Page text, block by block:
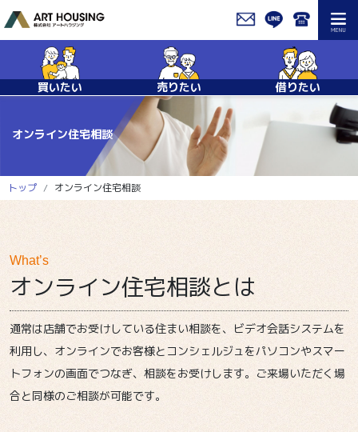
買いたい 売りたい 借りたい
オンライン住宅相談
トップ オンライン住宅相談
What’s
オンライン住宅相談とは
通常は店舗でお受けしている住まい相談を、ビデオ会話システムを
利用し、オンラインでお客様とコンシェルジュをパソコンやスマー
トフォンの画面でつなぎ、相談をお受けします。ご来場いただく場
合と同様のご相談が可能です。